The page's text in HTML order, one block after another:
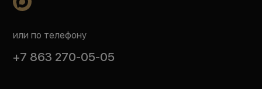
или по телефону
+7 863 270-05-05